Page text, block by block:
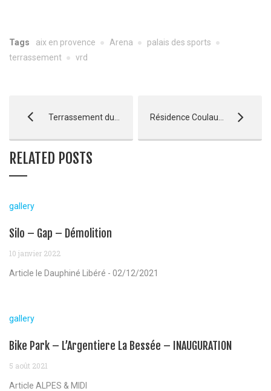
Tags aix en provence Arena
palais des sports
terrassement
vrd
Terrassement du Rocher Blanc à Serre Chevalier Résidence Coulaud / Courtine / Berwick et Résidence senior les Aiglons Blancs
RELATED POSTS
gallery
Silo – Gap – Démolition
10 janvier 2022
Article le Dauphiné Libéré - 02/12/2021
gallery
Bike Park – L’Argentiere La Bessée – INAUGURATION
5 août 2021
Article ALPES & MIDI